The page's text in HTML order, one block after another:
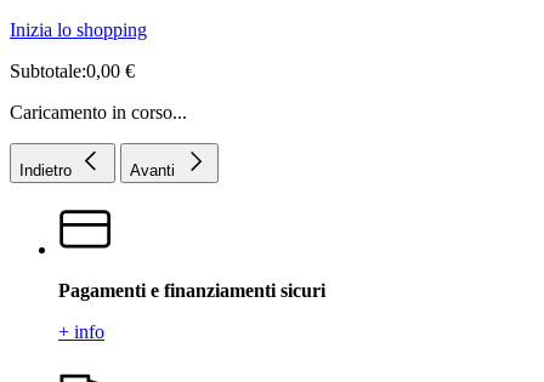
Inizia lo shopping
Subtotale:0,00 €
Caricamento in corso...
Indietro Avanti
Pagamenti e finanziamenti sicuri
+ info